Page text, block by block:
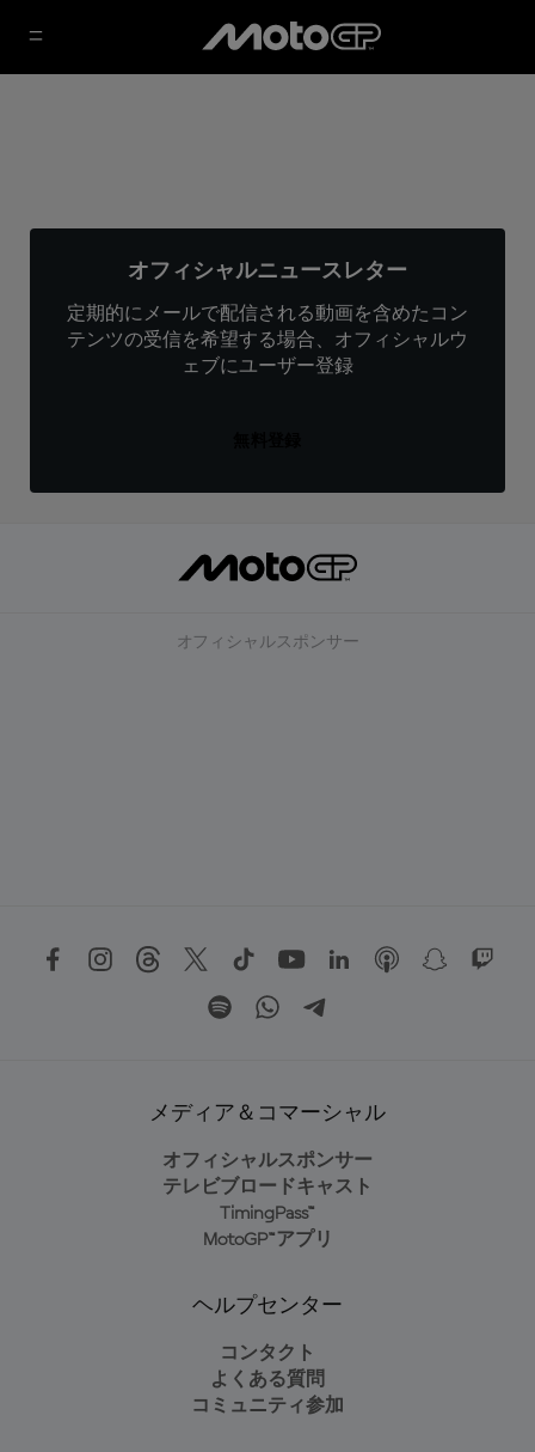
オフィシャルニュースレター
定期的にメールで配信される動画を含めたコン
テンツの受信を希望する場合、オフィシャルウ
ェブにユーザー登録
オフィシャルスポンサー
メディア＆コマーシャル
オフィシャルスポンサー
テレビブロードキャスト
TimingPass™
MotoGP™アプリ
ヘルプセンター
コンタクト
よくある質問
コミュニティ参加